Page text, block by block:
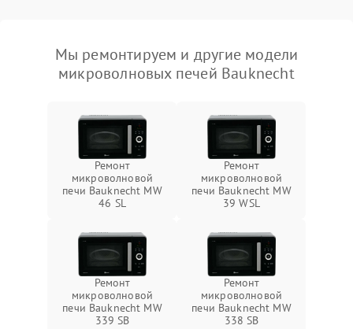
Мы ремонтируем и другие модели
микроволновых печей Bauknecht
Ремонт
микроволновой
печи Bauknecht MW
46 SL
Ремонт
микроволновой
печи Bauknecht MW
39 WSL
Ремонт
микроволновой
печи Bauknecht MW
339 SB
Ремонт
микроволновой
печи Bauknecht MW
338 SB